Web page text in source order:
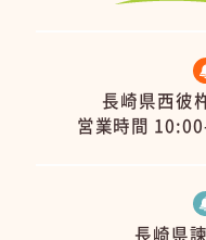
長崎県西彼
営業時間
長崎県